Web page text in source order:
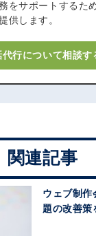
をサポートするた
供します。
代行について相談す
関連記事
ウェブ制作
題の改善策